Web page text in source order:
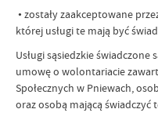
• zostały zaakceptowane
której usługi te mają być
Usługi sąsiedzkie
umowę o wolontariacie
Społecznych w Pniewach,
oraz osobą mającą świadczyć